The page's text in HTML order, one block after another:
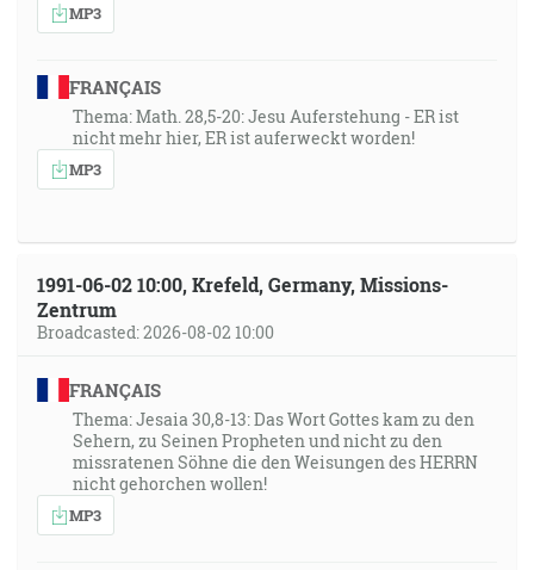
MP3
FRANÇAIS
Thema: Math. 28,5-20: Jesu Auferstehung - ER ist
nicht mehr hier, ER ist auferweckt worden!
MP3
1991-06-02 10:00, Krefeld, Germany, Missions-
Zentrum
Broadcasted: 2026-08-02 10:00
FRANÇAIS
Thema: Jesaia 30,8-13: Das Wort Gottes kam zu den
Sehern, zu Seinen Propheten und nicht zu den
missratenen Söhne die den Weisungen des HERRN
nicht gehorchen wollen!
MP3